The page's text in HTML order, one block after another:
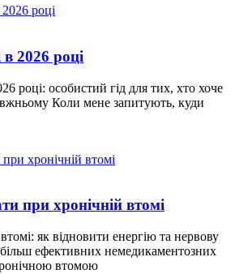
2026 році
році: особистий гід для тих, хто хоче
Коли мене запитують, куди
при хронічній втомі
як відновити енергію та нервову
ефективних немедикаментозних
втомою